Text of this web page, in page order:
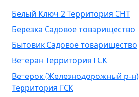
Белый Ключ 2 Территория СНТ
Березка Садовое товарищество
Бытовик Садовое товарищество
Ветеран Территория ГСК
Ветерок (Железнодорожный р-н)
Территория ГСК